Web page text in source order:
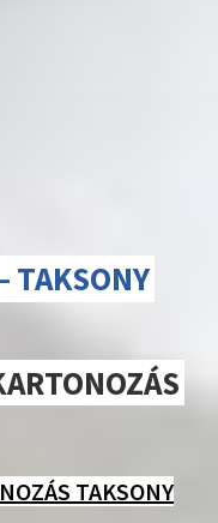
TAKSONY
TAKSONY